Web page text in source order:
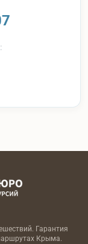
Гарантия
Крыма.